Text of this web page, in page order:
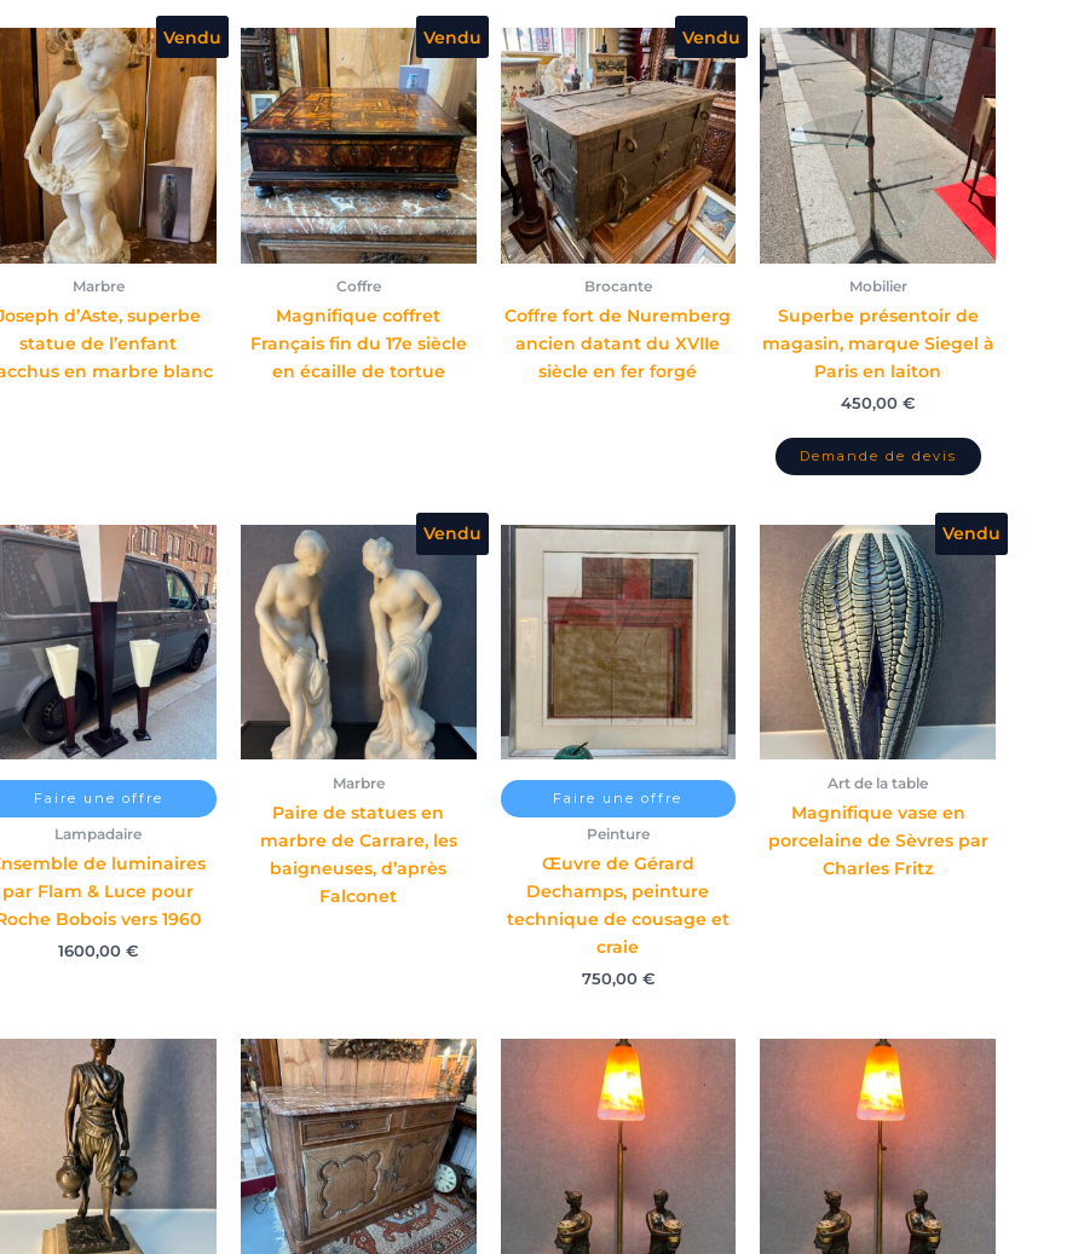
Vendu
Marbre
d’Aste, superbe
statue de l’enfant
en marbre blanc
Vendu
Coffre
Magnifique coffret
Français fin du 17e siècle
en écaille de tortue
Vendu
Brocante
Coffre fort de Nuremberg
ancien datant du XVIIe
siècle en fer forgé
Mobilier
Superbe présentoir de
magasin, marque Siegel à
Paris en laiton
450,00€
Faire une offre
Lampadaire
de luminaires
par Flam & Luce pour
Bobois vers 1960
1600,00€
Vendu
Marbre
Paire de statues en
marbre de Carrare, les
baigneuses, d’après
Falconet
Faire une offre
Peinture
Œuvre de Gérard
Dechamps, peinture
technique de cousage et
craie
750,00 €
Vendu
Art de la table
Magnifique vase en
porcelaine de Sèvres par
Charles Fritz